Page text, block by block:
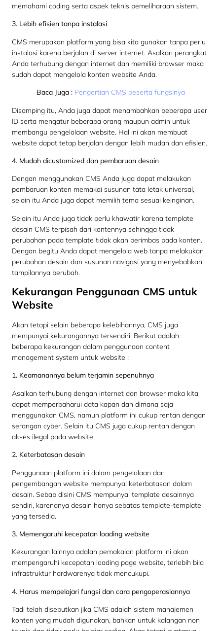
memahami coding serta aspek teknis pemeliharaan sistem.
3. Lebih efisien tanpa instalasi
CMS merupakan platform yang bisa kita gunakan tanpa perlu
instalasi karena berjalan di server internet. Asalkan perangkat
Anda terhubung dengan internet dan memiliki browser maka
sudah dapat mengelola konten website Anda.
Baca Juga: Pengertian CMS beserta fungsinya
Disamping itu, Anda juga dapat menambahkan beberapa user
ID serta mengatur beberapa orang maupun admin untuk
membangu pengelolaan website. Hal ini akan membuat
website dapat tetap berjalan dengan lebih mudah dan efisien.
4. Mudah dicustomized dan pembaruan desain
Dengan menggunakan CMS Anda juga dapat melakukan
pembaruan konten memakai susunan tata letak universal,
selain itu Anda juga dapat memilih tema sesuai keinginan.
Selain itu Anda juga tidak perlu khawatir karena template
desain CMS terpisah dari kontennya sehingga tidak
perubahan pada template tidak akan berimbas pada konten.
Dengan begitu Anda dapat mengelola web tanpa melakukan
perubahan desain dan susunan navigasi yang menyebabkan
tampilannya berubah.
Kekurangan Penggunaan CMS untuk
Website
Akan tetapi selain beberapa kelebihannya, CMS juga
mempunyai kekurangannya tersendiri. Berikut adalah
beberapa kekurangan dalam penggunaan content
management system untuk website :
1. Keamanannya belum terjamin sepenuhnya
Asalkan terhubung dengan internet dan browser maka kita
dapat memperbaharui data kapan dan dimana saja
menggunakan CMS, namun platform ini cukup rentan dengan
serangan cyber. Selain itu CMS juga cukup rentan dengan
akses ilegal pada website.
2. Keterbatasan desain
Penggunaan platform ini dalam pengelolaan dan
pengembangan website mempunyai keterbatasan dalam
desain. Sebab disini CMS mempunyai template desainnya
sendiri, karenanya desain hanya sebatas template-template
yang tersedia.
3. Memengaruhi kecepatan loading website
Kekurangan lainnya adalah pemakaian platform ini akan
mempengaruhi kecepatan loading page website, terlebih bila
infrastruktur hardwarenya tidak mencukupi.
4. Harus mempelajari fungsi dan cara pengoperasiannya
Tadi telah disebutkan jika CMS adalah sistem manajemen
konten yang mudah digunakan, bahkan untuk kalangan non